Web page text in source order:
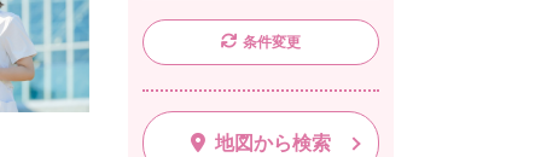
条件変更
地図から検索